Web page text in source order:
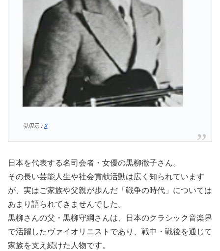
引用元： X
日本を代表する名司会者・女優の黒柳徹子さん。
その長い芸能人生や社会貢献活動は広く知られています
が、実はご家族や父親が歩んだ「戦争の時代」については
あまり語られてきませんでした。
黒柳さんの父・黒柳守綱さんは、日本のクラシック音楽界
で活躍したヴァイオリニストであり、戦中・戦後を通じて
家族を支え続けた人物です。